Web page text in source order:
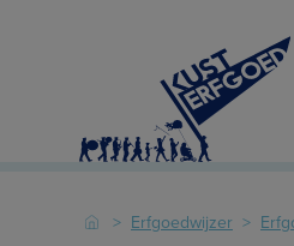
Erfgoedwijzer